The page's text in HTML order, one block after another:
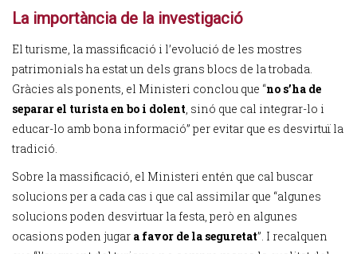
La importància de la investigació
El turisme, la massificació i l’evolució de les mostres
patrimonials ha estat un dels grans blocs de la trobada.
Gràcies als ponents, el Ministeri conclou que “no s’ha de
separar el turista en bo i dolent, sinó que cal integrar-lo i
educar-lo amb bona informació” per evitar que es desvirtuï la
tradició.
Sobre la massificació, el Ministeri entén que cal buscar
solucions per a cada cas i que cal assimilar que “algunes
solucions poden desvirtuar la festa, però en algunes
ocasions poden jugar a favor de la seguretat”. I recalquen